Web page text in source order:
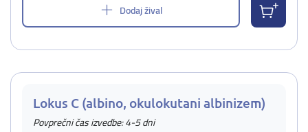
Dodaj žival
Lokus C (albino, okulokutani albinizem)
Povprečni čas izvedbe: 4-5 dni